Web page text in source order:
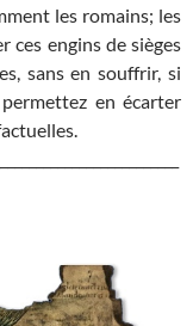
les romains; les
ces engins de sièges
sans en souffrir, si
en écarter